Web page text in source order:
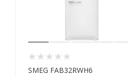
SMEG FAB32RWH6